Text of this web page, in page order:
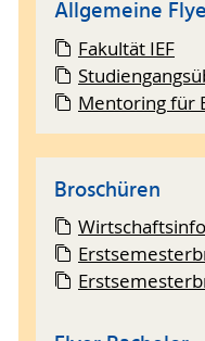
Allgemeine
Fakultät IEF
Mentoring für
Broschüren